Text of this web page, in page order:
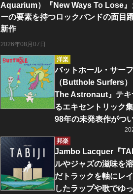
Aquarium）『New Ways To Lose』
ーの要素を持つロックバンドの面目
新作
2026年08月07日
洋楽
バットホール・サー
（Butthole Surfers
The Astronaut』テキ
るエキセントリック
98年の未発表作がつ
邦楽
Jambo Lacquer『
ルやジャズの滋味を
だトラックを軸にレ
したラップや歌でゆ